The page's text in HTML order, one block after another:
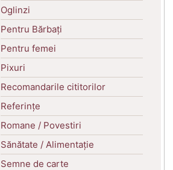
Oglinzi
Pentru Bărbați
Pentru femei
Pixuri
Recomandarile cititorilor
Referințe
Romane / Povestiri
Sănătate / Alimentație
Semne de carte